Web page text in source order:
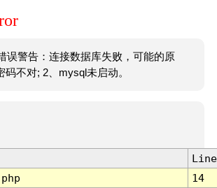
误警告：连接数据库失败，可能的原
码不对; 2、mysql未启动。
Line
14